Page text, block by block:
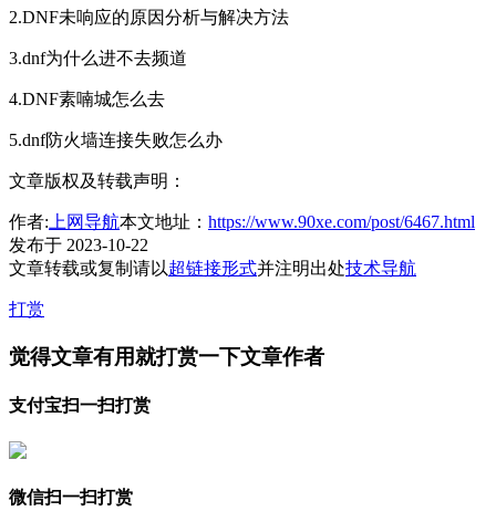
2.DNF未响应的原因分析与解决方法
3.dnf为什么进不去频道
4.DNF素喃城怎么去
5.dnf防火墙连接失败怎么办
文章版权及转载声明：
作者: 上网导航本文地址： https://www.90xe.com/post/6467.html
发布于 2023-10-22
文章转载或复制请以超链接形式并注明出处技术导航
打赏
觉得文章有用就打赏一下文章作者
支付宝扫一扫打赏
微信扫一扫打赏